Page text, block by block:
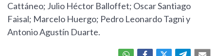
Cattáneo; Julio Héctor Balloffet; Oscar Santiago
Faisal; Marcelo Huergo; Pedro Leonardo Tagni y
Antonio Agustín Duarte.